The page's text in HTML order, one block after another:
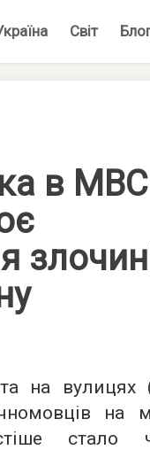
Світ
в МВС
на вулицях
на
стало